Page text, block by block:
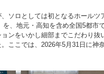
ソロとしては初となるホール
、地元・高知を含め全国5都市
ンをいかし細部までこだわり抜
ここでは、2026年5月31日に神